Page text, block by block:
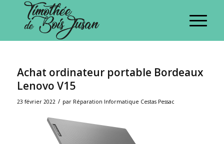
Achat ordinateur portable Bordeaux
Lenovo V15
23 février 2022 / par Réparation Informatique Cestas Pessac